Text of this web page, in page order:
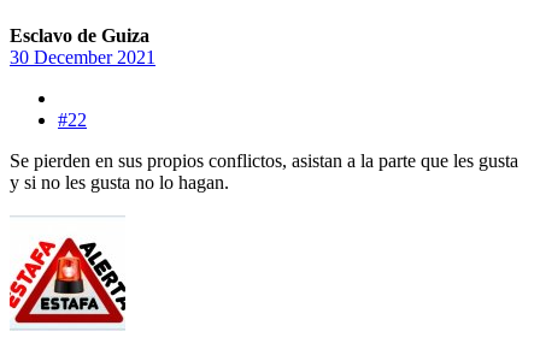
Esclavo de Guiza
30 December 2021
#22
Se pierden en sus propios conflictos, asistan a la parte que les gusta
y si no les gusta no lo hagan.